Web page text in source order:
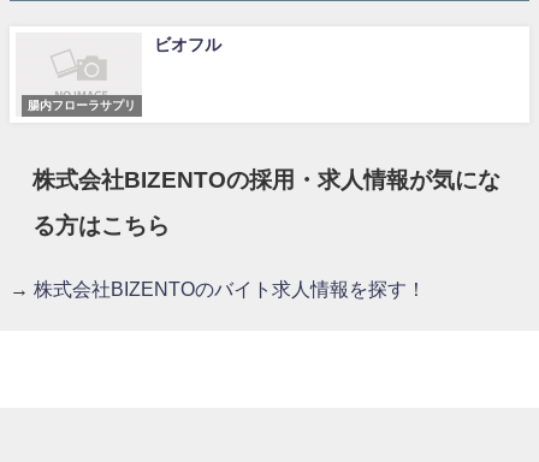
腸内フローラサプリ
ビオフル
株式会社BIZENTOの採用・求人情報が気にな
る方はこちら
→ 株式会社BIZENTOのバイト求人情報を探す！